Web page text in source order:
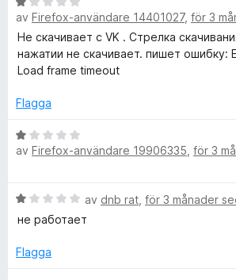
t
5
a
v
5
g
s
a
t
t
a
5
e
t
y
g
a
t
1
5
av Firefox-användare 14401027, för 3
Не скачивает с VK . Стрелка
нажатии не скачивает. пишет ошибку:
Load frame timeout
Flagga
B
e
g
s
t
av Firefox-användare 19906335 för 3
B
e
y
av dnb rat för 3 månader
не работает
Flagga